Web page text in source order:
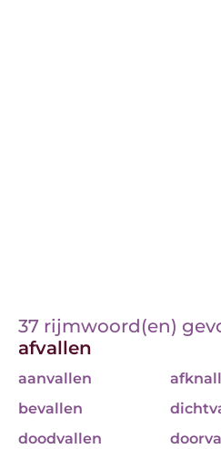
37 rijmwoord(en)
afvallen
aanvallen
bevallen
doodvallen